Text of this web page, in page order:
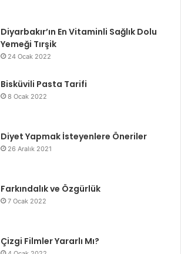
Diyarbakır’ın En Vitaminli Sağlık Dolu
Yemeği Tırşik
24 Ocak 2022
Bisküvili Pasta Tarifi
8 Ocak 2022
Diyet Yapmak İsteyenlere Öneriler
26 Aralık 2021
Farkındalık ve Özgürlük
7 Ocak 2022
Çizgi Filmler Yararlı Mı?